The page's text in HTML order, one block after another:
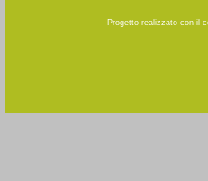
Progetto realizzato con il